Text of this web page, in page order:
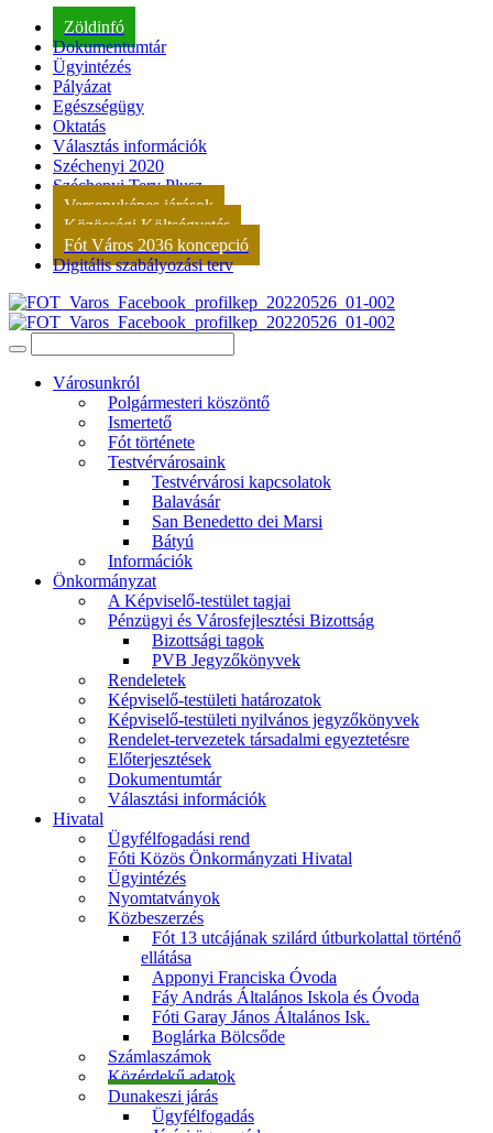
Zöldinfó
Dokumentumtár
Ügyintézés
Pályázat
Egészségügy
Oktatás
Választás információk
Széchenyi 2020
Széchenyi Terv Plusz
Versenyképes járások
Közösségi Költségvetés
Fót Város 2036 koncepció
Digitális szabályozási terv
Városunkról
Polgármesteri köszöntő
Ismertető
Fót története
Testvérvárosaink
Testvérvárosi kapcsolatok
Balavásár
San Benedetto dei Marsi
Bátyú
Információk
Önkormányzat
A Képviselő-testület tagjai
Pénzügyi és Városfejlesztési Bizottság
Bizottsági tagok
PVB Jegyzőkönyvek
Rendeletek
Képviselő-testületi határozatok
Képviselő-testületi nyilvános jegyzőkönyvek
Rendelet-tervezetek társadalmi egyeztetésre
Előterjesztések
Dokumentumtár
Választási információk
Hivatal
Ügyfélfogadási rend
Fóti Közös Önkormányzati Hivatal
Ügyintézés
Nyomtatványok
Közbeszerzés
Fót 13 utcájának szilárd útburkolattal történő
ellátása
Apponyi Franciska Óvoda
Fáy András Általános Iskola és Óvoda
Fóti Garay János Általános Isk.
Boglárka Bölcsőde
Számlaszámok
Közérdekű adatok
Dunakeszi járás
Ügyfélfogadás